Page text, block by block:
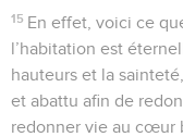
15 En effet, voici ce
l’habitation est
hauteurs et la
et abattu afin de
redonner vie au cœur